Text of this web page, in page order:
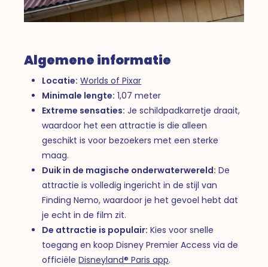
Algemene informatie
Locatie: Worlds of Pixar
Minimale lengte: 1,07 meter
Extreme sensaties: Je schildpadkarretje draait,
waardoor het een attractie is die alleen
geschikt is voor bezoekers met een sterke
maag.
Duik in de magische onderwaterwereld: De
attractie is volledig ingericht in de stijl van
Finding Nemo, waardoor je het gevoel hebt dat
je echt in de film zit.
De attractie is populair: Kies voor snelle
toegang en koop Disney Premier Access via de
officiëleDisneyland® Paris app.